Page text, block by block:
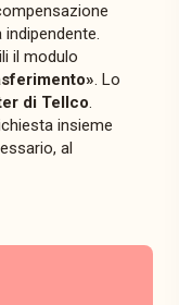
indipendente.
il modulo
. Lo
di Tellco.
insieme
al